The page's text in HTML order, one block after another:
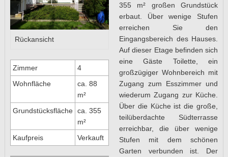
Rückansicht
Zimmer
4
Wohnfläche
ca. 88
m²
Grundstücksfläche ca. 355
m²
Kaufpreis
Verkauft
355 m² großen Grundstück
erbaut. Über wenige Stufen
erreichen Sie den
Eingangsbereich des Hauses.
Auf dieser Etage befinden sich
eine Gäste Toilette, ein
großzügiger Wohnbereich mit
Zugang zum Esszimmer und
wiederum Zugang zur Küche.
Über die Küche ist die große,
teilüberdachte Südterrasse
erreichbar, die über wenige
Stufen mit dem schönen
Garten verbunden ist. Der